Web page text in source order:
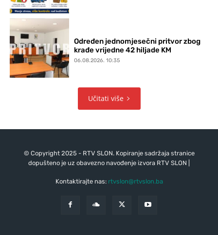
Određen jednomjesečni pritvor zbog
krađe vrijedne 42 hiljade KM
06.08.2026. 10:35
Učitati više
© Copyright 2025 - RTV SLON. Kopiranje sadržaja stranice
dopušteno je uz obavezno navođenje izvora RTV SLON |
Kontaktirajte nas: rtvslon@rtvslon.ba